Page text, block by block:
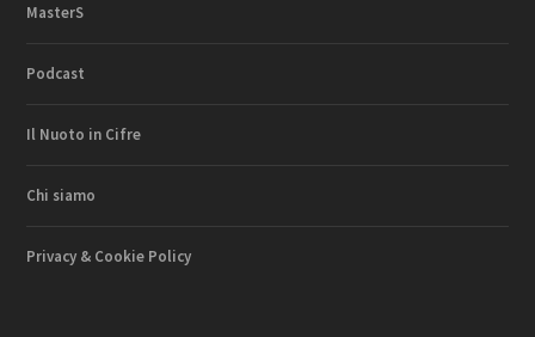
MasterS
Podcast
Il Nuoto in Cifre
Chi siamo
Privacy & Cookie Policy